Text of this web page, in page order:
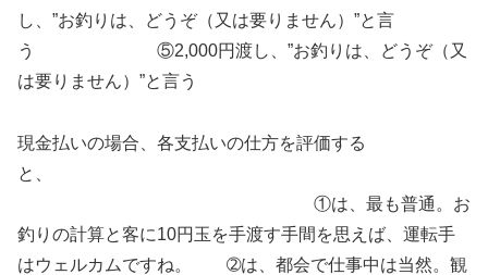
し、”お釣りは、どうぞ（又は要りません）”と言
う ⑤2,000円渡し、”お釣りは、どうぞ（又
は要りません）”と言う
現金払いの場合、各支払いの仕方を評価する
と、
①は、最も普通。お
釣りの計算と客に10円玉を手渡す手間を思えば、運転手
はウェルカムですね。 ➁は、都会で仕事中は当然。観